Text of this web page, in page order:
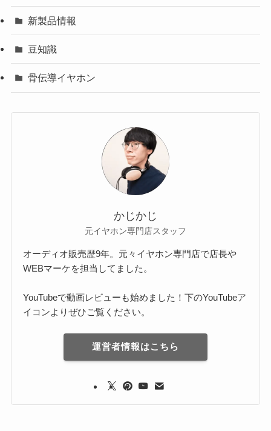
新製品情報
豆知識
骨伝導イヤホン
かじかじ
元イヤホン専門店スタッフ
オーディオ販売歴9年。元々イヤホン専門店で店長や
WEBマーケを担当してました。
YouTubeで動画レビューも始めました！下のYouTubeア
イコンよりぜひご覧ください。
運営者情報はこちら